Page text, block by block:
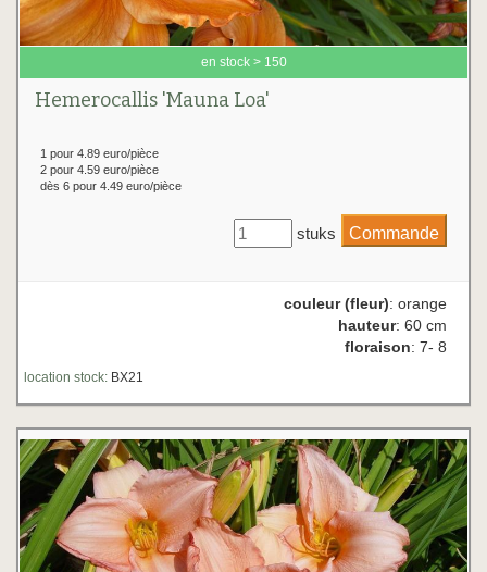
en stock > 150
Hemerocallis 'Mauna Loa'
1 pour 4.89 euro/pièce
2 pour 4.59 euro/pièce
dès 6 pour 4.49 euro/pièce
stuks
couleur (fleur): orange
hauteur: 60 cm
floraison: 7- 8
location stock: BX21